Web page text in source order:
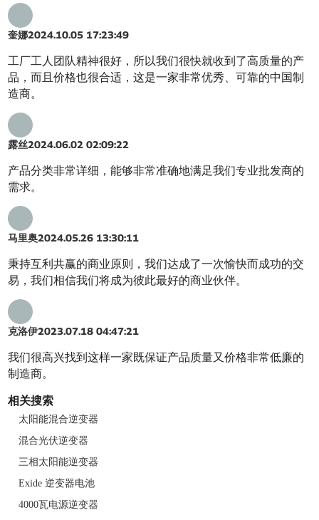
奎娜2024.10.05 17:23:49
工厂工人团队精神很好，所以我们很快就收到了高质量的产
品，而且价格也很合适，这是一家非常优秀、可靠的中国制
造商。
露丝2024.06.02 02:09:22
产品分类非常详细，能够非常准确地满足我们专业批发商的
需求。
马里奥2024.05.26 13:30:11
秉持互利共赢的商业原则，我们达成了一次愉快而成功的交
易，我们相信我们将成为彼此最好的商业伙伴。
克洛伊2023.07.18 04:47:21
我们很高兴找到这样一家既保证产品质量又价格非常低廉的
制造商。
相关搜索
太阳能混合逆变器
混合光伏逆变器
三相太阳能逆变器
Exide 逆变器电池
4000瓦电源逆变器